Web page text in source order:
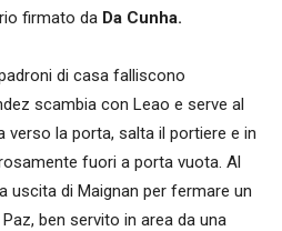
firmato da Da Cunha.
di casa falliscono
scambia con Leao e serve al
verso la porta, salta il portiere e in
fuori a porta vuota. Al
uscita di Maignan per fermare un
ben servito in area da una